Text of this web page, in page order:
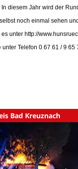
diesem Jahr wird der
noch einmal sehen
es unter http://
Telefon 0 67 61 / 9 65
Bad Kreuznach